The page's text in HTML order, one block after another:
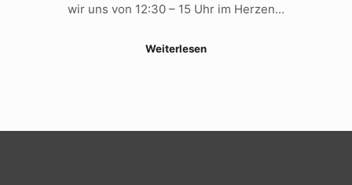
wir uns von 12:30 – 15 Uhr im Herzen…
Weiterlesen